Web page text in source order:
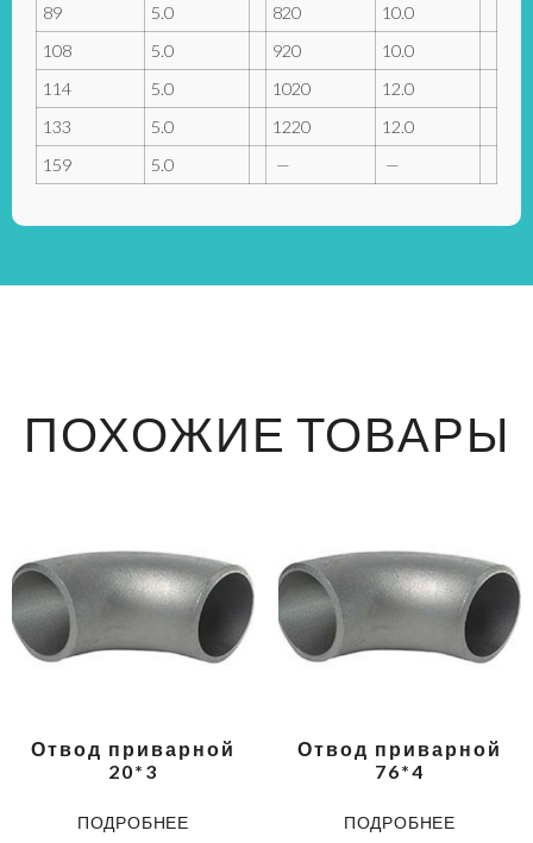
89
5.0 820
10.0
108
5.0 920
10.0
114
5.0 1020
12.0
133
5.0 1220
12.0
159
5.0 — —
ПОХОЖИЕ ТОВАРЫ
Отвод приварной
20*3
ПОДРОБНЕЕ
Отвод приварной
76*4
ПОДРОБНЕЕ